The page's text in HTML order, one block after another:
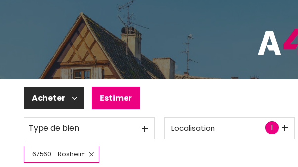
Acheter
De l'ancien
Estimer
Type de bien 1
Localisation
67560 - Rosheim